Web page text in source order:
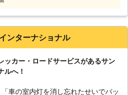
します 業者に作業を依頼しようと思
に途方に暮れてしまいますよね。車の
バッテリー上がりは、お客様の身にい
つ起こるのかわかりません。弊社はお
客様の身にトラブルが起きたときに、
しております。 「土曜日にちょっと
の車に合った電圧で電力を供給し、エ
ンジンをかけるお手伝いをいたしま
す。 バッテリーの交換時期などお車
に関してご相談をご希望のときのもお
任せください。 有馬株式会社では、
車やバイクのパンク修理にも対応可能
しまい走行できなくなってしまった際
早く復旧させたい……」そんなときこ
テリーが上がったらとどうなるのか
バッテリーが切れると、車が動かなく
電気を溜める役割をしていて、この電
気の力を利用してエンジンを回して車
ンターナショナル
ッカー・ロードサービスがあるサン
ルへ！
「車の室内灯を消し忘れたせいでバッ